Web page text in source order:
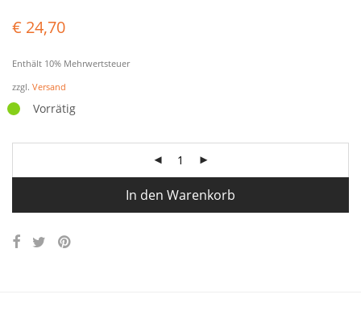
€ 24,70
Enthält 10% Mehrwertsteuer
zzgl. Versand
Vorrätig
In den Warenkorb